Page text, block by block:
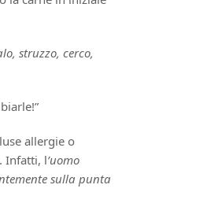
struzzo, cerco,
allergie o
Infatti, l’uomo
sulla punta